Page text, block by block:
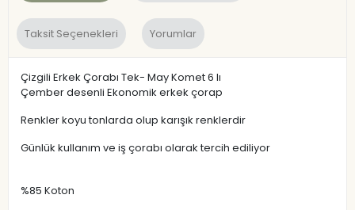
Taksit Seçenekleri Yorumlar
Çizgili Erkek Çorabı Tek- May Komet 6 lı
Çember desenli Ekonomik erkek çorap
Renkler koyu tonlarda olup karışık renklerdir
Günlük kullanım ve iş çorabı olarak tercih ediliyor
%85 Koton